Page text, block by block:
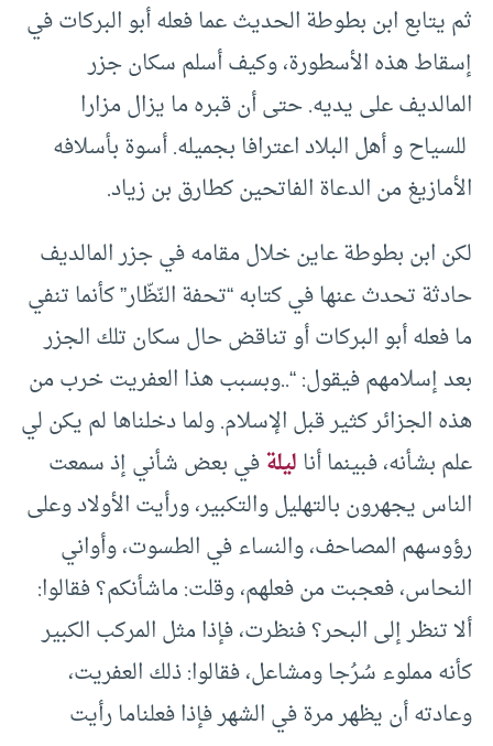
ثم يتابع ابن بطوطة الحديث عما فعله أبو البركات في
إسقاط هذه الأسطورة، وكيف أسلم سكان جزر
المالديف على يديه. حتى أن قبره ما يزال مزارا
للسياح و أهل البلاد اعترافا بجميله. أسوة بأسلافه
الأمازيغ من الدعاة الفاتحين كطارق بن زياد.
لكن ابن بطوطة عاين خلال مقامه في جزر المالديف
حادثة تحدث عنها في كتابه “تحفة النّظّار” كأنما تنفي
ما فعله أبو البركات أو تناقض حال سكان تلك الجزر
بعد إسلامهم فيقول: “..وبسبب هذا العفريت خرب من
هذه الجزائر كثير قبل الإسلام. ولما دخلناها لم يكن لي
علم بشأنه، فبينما أناليلةفي بعض شأني إذ سمعت
الناس يجهرون بالتهليل والتكبير، ورأيت الأولاد وعلى
رؤوسهم المصاحف، والنساء في الطسوت، وأواني
النحاس، فعجبت من فعلهم، وقلت: ماشأنكم؟ فقالوا:
ألا تنظر إلى البحر؟ فنظرت، فإذا مثل المركب الكبير
كأنه مملوء سُرُجا ومشاعل، فقالوا: ذلك العفريت،
وعادته أن يظهر مرة في الشهر فإذا فعلناما رأيت